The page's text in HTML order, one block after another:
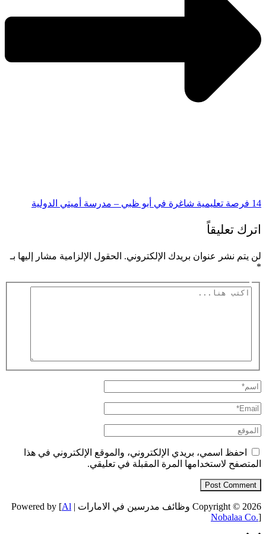
14 فرصة تعليمية شاغرة في أبو ظبي – مدرسة أميتي الدولية
اترك تعليقاً
لن يتم نشر عنوان بريدك الإلكتروني. الحقول الإلزامية مشار إليها بـ
*
اكتب
اسم*
Email*
الموقع
احفظ اسمي، بريدي الإلكتروني، والموقع الإلكتروني في هذا
المتصفح لاستخدامها المرة المقبلة في تعليقي.
Copyright © 2026 وظائف مدرسين في الامارات | Powered by [
Al
Nobalaa Co.]